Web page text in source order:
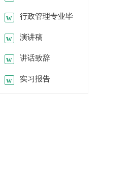
集9篇行政管理专业毕
业生求职信
演讲稿
讲话致辞
实习报告